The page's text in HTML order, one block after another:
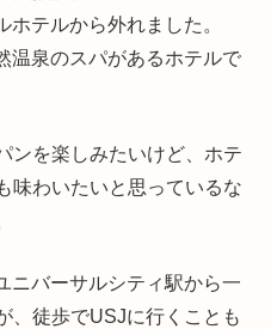
テルから外れました。
温泉のスパがあるホテルで
ンを楽しみたいけど、ホテ
味わいたいと思っているな
ニバーサルシティ駅から一
、徒歩でUSJに行くことも